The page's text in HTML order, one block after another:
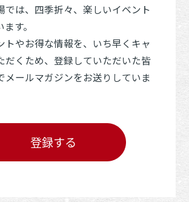
では、四季折々、楽しいイベント
す。
トやお得な情報を、いち早くキャ
だくため、登録していただいた皆
メールマガジンをお送りしていま
登録する